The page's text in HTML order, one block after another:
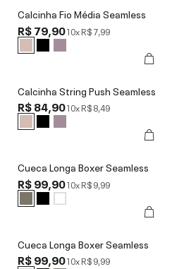
Calcinha Fio Média Seamless
R$ 79,9010xR$ 7,99
Calcinha String Push Seamless
R$ 84,9010xR$ 8,49
Cueca Longa Boxer Seamless
R$ 99,9010xR$ 9,99
Cueca Longa Boxer Seamless
R$ 99,9010xR$ 9,99